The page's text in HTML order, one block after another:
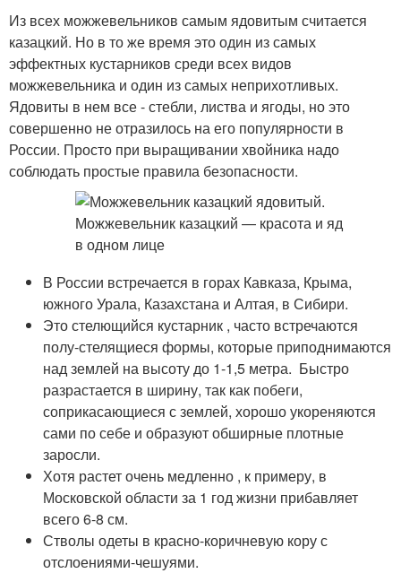
Из всех можжевельников самым ядовитым считается
казацкий. Но в то же время это один из самых
эффектных кустарников среди всех видов
можжевельника и один из самых неприхотливых.
Ядовиты в нем все - стебли, листва и ягоды, но это
совершенно не отразилось на его популярности в
России. Просто при выращивании хвойника надо
соблюдать простые правила безопасности.
В России встречается в горах Кавказа, Крыма,
южного Урала, Казахстана и Алтая, в Сибири.
Это стелющийся кустарник , часто встречаются
полу-стелящиеся формы, которые приподнимаются
над землей на высоту до 1-1,5 метра. Быстро
разрастается в ширину, так как побеги,
соприкасающиеся с землей, хорошо укореняются
сами по себе и образуют обширные плотные
заросли.
Хотя растет очень медленно , к примеру, в
Московской области за 1 год жизни прибавляет
всего 6-8 см.
Стволы одеты в красно-коричневую кору с
отслоениями-чешуями.